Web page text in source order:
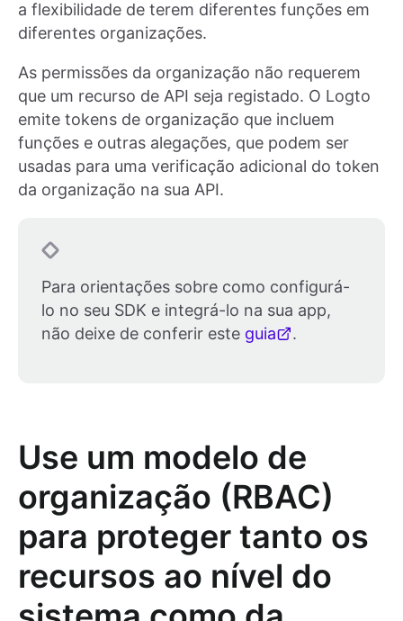
a flexibilidade de terem diferentes funções em
diferentes organizações.
As permissões da organização não requerem
que um recurso de API seja registado. O Logto
emite tokens de organização que incluem
funções e outras alegações, que podem ser
usadas para uma verificação adicional do token
da organização na sua API.
Para orientações sobre como configurá-
lo no seu SDK e integrá-lo na sua app,
não deixe de conferir este guia .
Use um modelo de
organização (RBAC)
para proteger tanto os
recursos ao nível do